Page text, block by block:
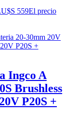
U$S 559El precio
Ingco A
Brushless
P20S +